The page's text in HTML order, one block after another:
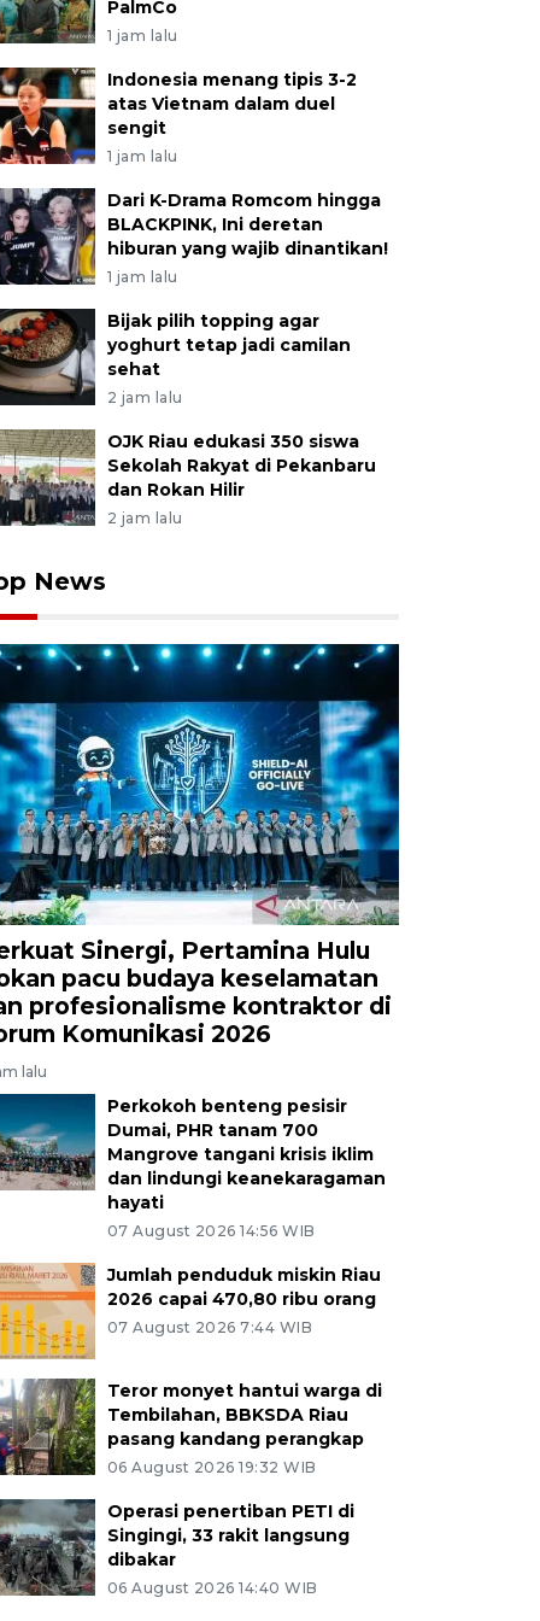
PalmCo
1 jam lalu
Indonesia menang tipis 3-2
atas Vietnam dalam duel
sengit
1 jam lalu
Dari K-Drama Romcom hingga
BLACKPINK, Ini deretan
hiburan yang wajib dinantikan!
1 jam lalu
Bijak pilih topping agar
yoghurt tetap jadi camilan
sehat
2 jam lalu
OJK Riau edukasi 350 siswa
Sekolah Rakyat di Pekanbaru
dan Rokan Hilir
2 jam lalu
News
Sinergi, Pertamina Hulu
pacu budaya keselamatan
profesionalisme kontraktor di
Komunikasi 2026
lalu
Perkokoh benteng pesisir
Dumai, PHR tanam 700
Mangrove tangani krisis iklim
dan lindungi keanekaragaman
hayati
07 August 2026 14:56 WIB
Jumlah penduduk miskin Riau
2026 capai 470,80 ribu orang
07 August 2026 7:44 WIB
Teror monyet hantui warga di
Tembilahan, BBKSDA Riau
pasang kandang perangkap
06 August 2026 19:32 WIB
Operasi penertiban PETI di
Singingi, 33 rakit langsung
dibakar
06 August 2026 14:40 WIB